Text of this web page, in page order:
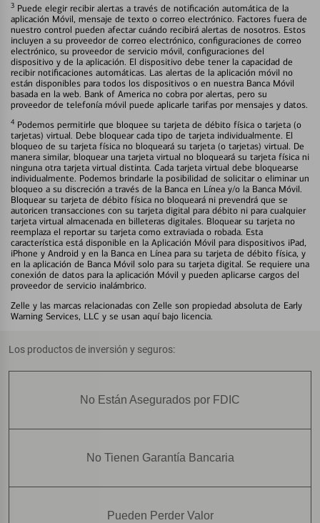
3 Puede elegir recibir alertas a través de notificación automática de la
aplicación Móvil, mensaje de texto o correo electrónico. Factores fuera de
nuestro control pueden afectar cuándo recibirá alertas de nosotros. Estos
incluyen a su proveedor de correo electrónico, configuraciones de correo
electrónico, su proveedor de servicio móvil, configuraciones del
dispositivo y de la aplicación. El dispositivo debe tener la capacidad de
recibir notificaciones automáticas. Las alertas de la aplicación móvil no
están disponibles para todos los dispositivos o en nuestra Banca Móvil
basada en la web. Bank of America no cobra por alertas, pero su
proveedor de telefonía móvil puede aplicarle tarifas por mensajes y datos.
4 Podemos permitirle que bloquee su tarjeta de débito física o tarjeta (o
tarjetas) virtual. Debe bloquear cada tipo de tarjeta individualmente. El
bloqueo de su tarjeta física no bloqueará su tarjeta (o tarjetas) virtual. De
manera similar, bloquear una tarjeta virtual no bloqueará su tarjeta física ni
ninguna otra tarjeta virtual distinta. Cada tarjeta virtual debe bloquearse
individualmente. Podemos brindarle la posibilidad de solicitar o eliminar un
bloqueo a su discreción a través de la Banca en Línea y/o la Banca Móvil.
Bloquear su tarjeta de débito física no bloqueará ni prevendrá que se
autoricen transacciones con su tarjeta digital para débito ni para cualquier
tarjeta virtual almacenada en billeteras digitales. Bloquear su tarjeta no
reemplaza el reportar su tarjeta como extraviada o robada. Esta
característica está disponible en la Aplicación Móvil para dispositivos iPad,
iPhone y Android y en la Banca en Línea para su tarjeta de débito física, y
en la aplicación de Banca Móvil solo para su tarjeta digital. Se requiere una
conexión de datos para la aplicación Móvil y pueden aplicarse cargos del
proveedor de servicio inalámbrico.
Zelle y las marcas relacionadas con Zelle son propiedad absoluta de Early
Warning Services, LLC y se usan aquí bajo licencia.
Los productos de inversión y seguros:
No Están Asegurados por FDIC
No Tienen Garantía Bancaria
Pueden Perder Valor